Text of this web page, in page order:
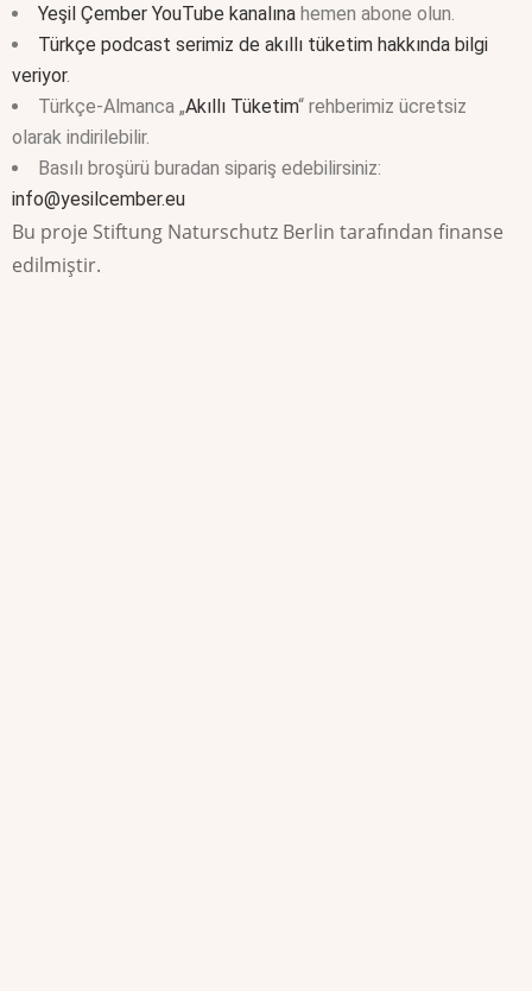
Yeşil Çember YouTube kanalına hemen abone olun.
Türkçe podcast serimiz de akıllı tüketim hakkında bilgi
veriyor.
Türkçe-Almanca „Akıllı Tüketim“ rehberimiz ücretsiz
olarak indirilebilir.
Basılı broşürü buradan sipariş edebilirsiniz:
info@yesilcember.eu
Bu proje Stiftung Naturschutz Berlin tarafından finanse
edilmiştir.